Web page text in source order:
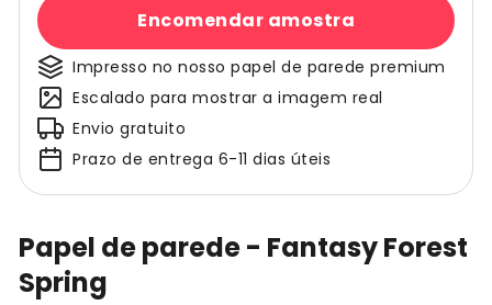
Papel de parede - Fantasy Forest
Spring
Encomendar amostra
Impresso no nosso papel de parede premium
Escalado para mostrar a imagem real
Envio gratuito
Prazo de entrega 6-11 dias úteis